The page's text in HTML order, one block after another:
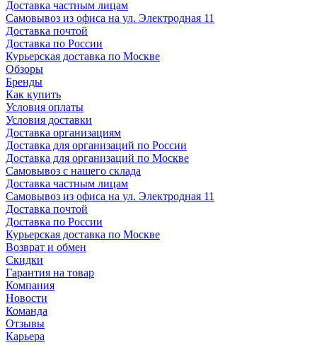
Доставка частным лицам
Самовывоз из офиса на ул. Электродная 11
Доставка почтой
Доставка по России
Курьерская доставка по Москве
Обзоры
Бренды
Как купить
Условия оплаты
Условия доставки
Доставка организациям
Доставка для организаций по России
Доставка для организаций по Москве
Самовывоз с нашего склада
Доставка частным лицам
Самовывоз из офиса на ул. Электродная 11
Доставка почтой
Доставка по России
Курьерская доставка по Москве
Возврат и обмен
Скидки
Гарантия на товар
Компания
Новости
Команда
Отзывы
Карьера